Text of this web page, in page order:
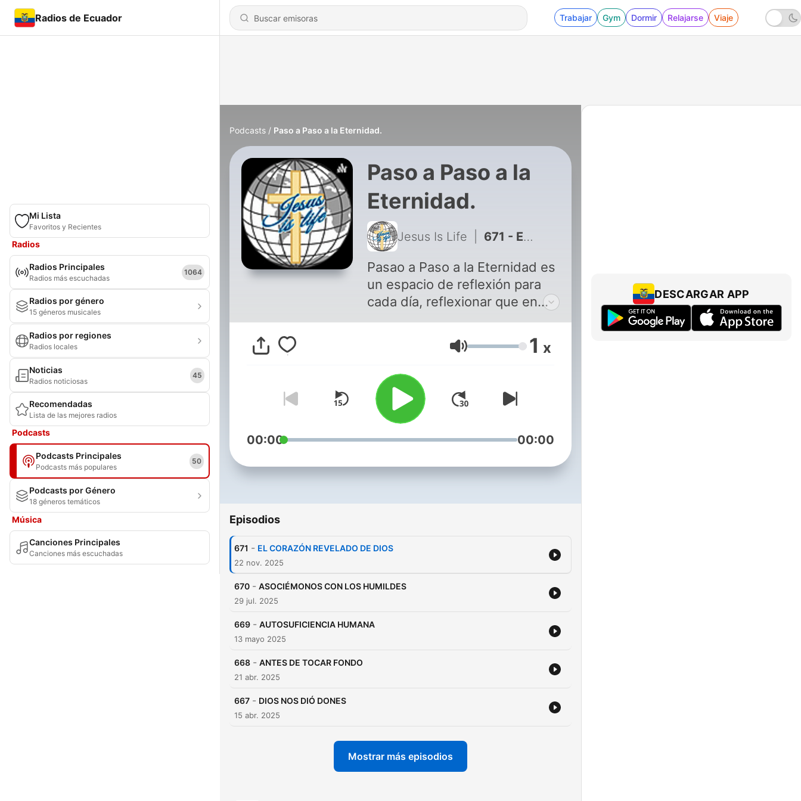
Radios de Ecuador Trabajar Gym Dormir Relajarse Viaje
Mi Lista
Favoritos y Recientes
Radios
Radios Principales
Radios más escuchadas
1064
Radios por género
15 géneros musicales
Radios por regiones
Radios locales
Noticias
Radios noticiosas
45
Recomendadas
Lista de las mejores radios
Podcasts
Podcasts Principales
Podcasts más populares
50
Podcasts por Género
18 géneros temáticos
Música
Canciones Principales
Canciones más escuchadas
Podcasts Paso a Paso a la Eternidad.
Paso a Paso a la
Eternidad.
Jesus Is Life 671 - EL CORAZÓN REVELADO DE DIOS
Pasao a Paso a la Eternidad es
un espacio de reflexión para
cada día, reflexionar que en
todo el eterno Creador está
presente en la vida del
Volumen 1 x
00:00 00:00
Episodios
671 - EL CORAZÓN REVELADO DE DIOS
22 nov. 2025
670 - ASOCIÉMONOS CON LOS HUMILDES
29 jul. 2025
669 - AUTOSUFICIENCIA HUMANA
13 mayo 2025
668 - ANTES DE TOCAR FONDO
21 abr. 2025
667 - DIOS NOS DIÓ DONES
15 abr. 2025
Mostrar más episodios
DESCARGAR APP